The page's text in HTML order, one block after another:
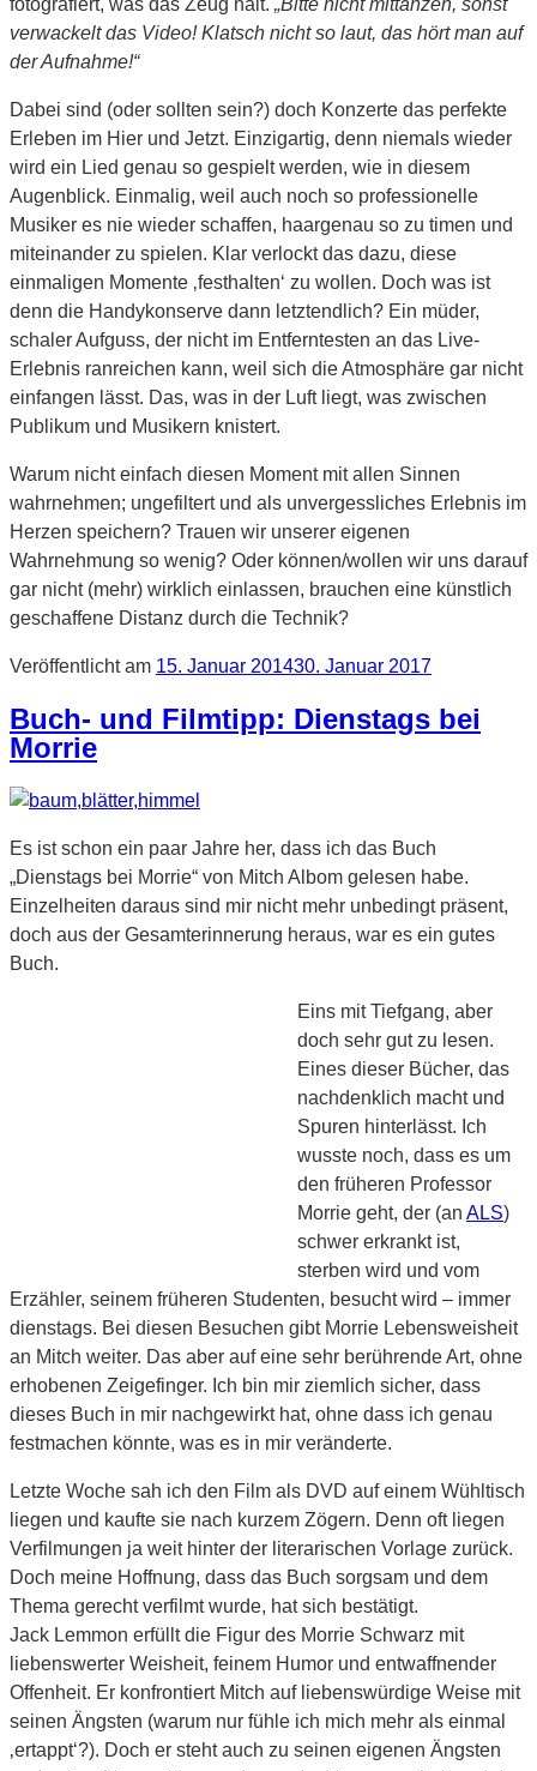
verwackelt das Video! Klatsch nicht so laut, das hört man auf
der Aufnahme!“
Dabei sind (oder sollten sein?) doch Konzerte das perfekte
Erleben im Hier und Jetzt. Einzigartig, denn niemals wieder
wird ein Lied genau so gespielt werden, wie in diesem
Augenblick. Einmalig, weil auch noch so professionelle
Musiker es nie wieder schaffen, haargenau so zu timen und
miteinander zu spielen. Klar verlockt das dazu, diese
einmaligen Momente ‚festhalten‘ zu wollen. Doch was ist
denn die Handykonserve dann letztendlich? Ein müder,
schaler Aufguss, der nicht im Entferntesten an das Live-
Erlebnis ranreichen kann, weil sich die Atmosphäre gar nicht
einfangen lässt. Das, was in der Luft liegt, was zwischen
Publikum und Musikern knistert.
Warum nicht einfach diesen Moment mit allen Sinnen
wahrnehmen; ungefiltert und als unvergessliches Erlebnis im
Herzen speichern? Trauen wir unserer eigenen
Wahrnehmung so wenig? Oder können/wollen wir uns darauf
gar nicht (mehr) wirklich einlassen, brauchen eine künstlich
geschaffene Distanz durch die Technik?
Veröffentlicht am 15. Januar 201430. Januar 2017
Buch- und Filmtipp: Dienstags bei
Morrie
Es ist schon ein paar Jahre her, dass ich das Buch
„Dienstags bei Morrie“ von Mitch Albom gelesen habe.
Einzelheiten daraus sind mir nicht mehr unbedingt präsent,
doch aus der Gesamterinnerung heraus, war es ein gutes
Buch.
Eins mit Tiefgang, aber
doch sehr gut zu lesen.
Eines dieser Bücher, das
nachdenklich macht und
Spuren hinterlässt. Ich
wusste noch, dass es um
den früheren Professor
Morrie geht, der (an ALS)
schwer erkrankt ist,
sterben wird und vom
Erzähler, seinem früheren Studenten, besucht wird – immer
dienstags. Bei diesen Besuchen gibt Morrie Lebensweisheit
an Mitch weiter. Das aber auf eine sehr berührende Art, ohne
erhobenen Zeigefinger. Ich bin mir ziemlich sicher, dass
dieses Buch in mir nachgewirkt hat, ohne dass ich genau
festmachen könnte, was es in mir veränderte.
Letzte Woche sah ich den Film als DVD auf einem Wühltisch
liegen und kaufte sie nach kurzem Zögern. Denn oft liegen
Verfilmungen ja weit hinter der literarischen Vorlage zurück.
Doch meine Hoffnung, dass das Buch sorgsam und dem
Thema gerecht verfilmt wurde, hat sich bestätigt.
Jack Lemmon erfüllt die Figur des Morrie Schwarz mit
liebenswerter Weisheit, feinem Humor und entwaffnender
Offenheit. Er konfrontiert Mitch auf liebenswürdige Weise mit
seinen Ängsten (warum nur fühle ich mich mehr als einmal
‚ertappt‘?). Doch er steht auch zu seinen eigenen Ängsten